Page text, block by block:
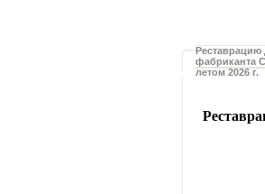
Реставрацию
фабриканта
летом 2026 г.